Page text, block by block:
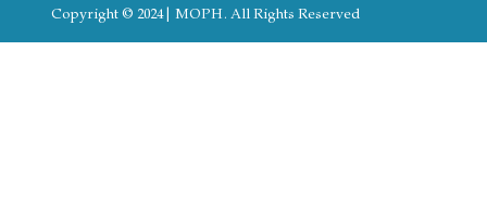
Copyright © 2024 | MOPH. All Rights Reserved